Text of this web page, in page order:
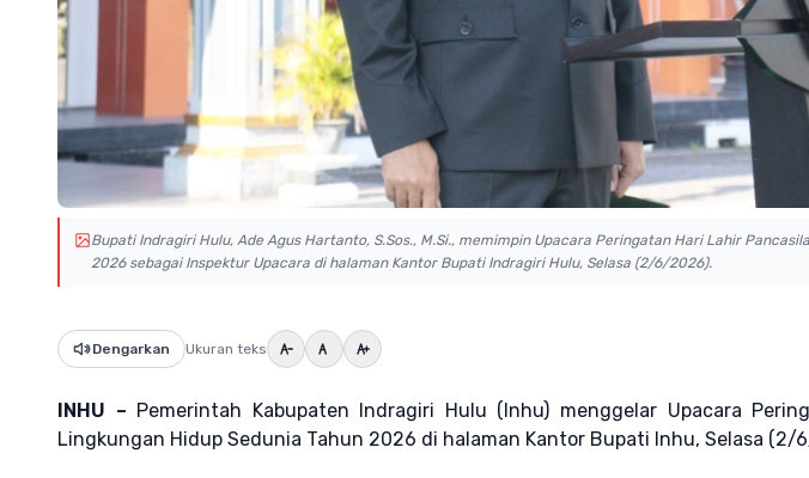
Bupati Indragiri Hulu, Ade Agus Hartanto, S.Sos., M.Si., memimpin Upacara Peringatan Hari Lahir
2026 sebagai Inspektur Upacara di halaman Kantor Bupati Indragiri Hulu, Selasa (2/6/2026).
Dengarkan Ukuran teks
INHU – Pemerintah Kabupaten Indragiri Hulu (Inhu) menggelar Upacara
Lingkungan Hidup Sedunia Tahun 2026 di halaman Kantor Bupati Inhu, Selasa (2/